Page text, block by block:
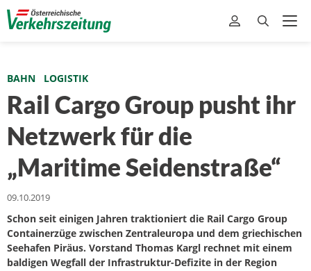
BAHN LOGISTIK
Rail Cargo Group pusht ihr
Netzwerk für die
„Maritime Seidenstraße“
09.10.2019
Schon seit einigen Jahren traktioniert die Rail Cargo Group
Containerzüge zwischen Zentraleuropa und dem griechischen
Seehafen Piräus. Vorstand Thomas Kargl rechnet mit einem
baldigen Wegfall der Infrastruktur-Defizite in der Region